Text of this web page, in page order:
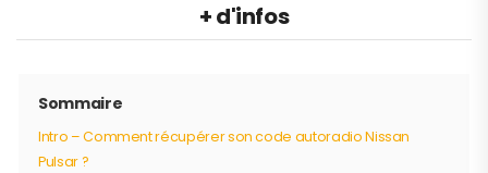
+ d'infos
Sommaire
Intro – Comment récupérer son code autoradio Nissan
Pulsar ?